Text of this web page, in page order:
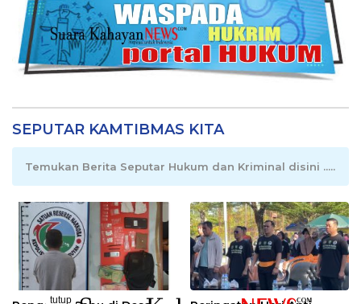
SEPUTAR KAMTIBMAS KITA
Temukan Berita Seputar Hukum dan Kriminal disini .....
tutup